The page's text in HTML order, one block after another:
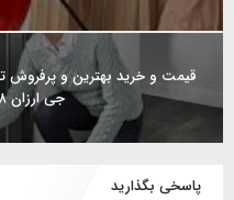
قیمت و خرید بهترین و پرفروش
جی ارزان ۸ نفره دیجی کالا
پاسخی بگذارید